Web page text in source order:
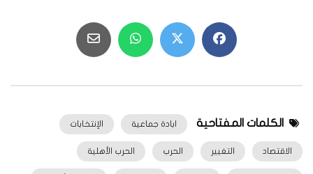
الكلمات المفتاحية ابادة جماعية الإنتخابات
الاقتصاد التغيير الحرب الحرب الأهلية